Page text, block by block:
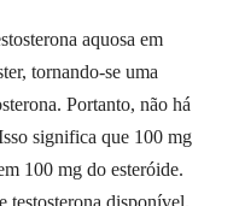
aquosa em
tornando-se uma
Portanto, não há
significa que 100 mg
100 mg do esteróide.